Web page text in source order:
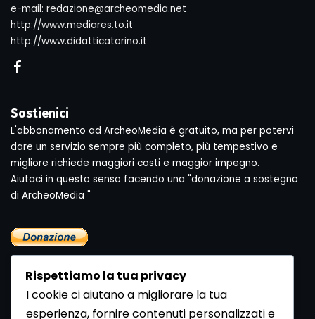
e-mail: redazione@archeomedia.net
http://www.mediares.to.it
http://www.didatticatorino.it
Sostienici
L'abbonamento ad ArcheoMedia è gratuito, ma per potervi
dare un servizio sempre più completo, più tempestivo e
migliore richiede maggiori costi e maggior impegno.
Aiutaci in questo senso facendo una "donazione a sostegno
di ArcheoMedia "
Rispettiamo la tua privacy
I cookie ci aiutano a migliorare la tua
esperienza, fornire contenuti personalizzati e